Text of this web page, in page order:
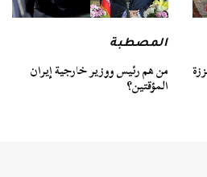
المصطبة
من هم رئيس ووزير خارجية إيران
المؤقتين؟